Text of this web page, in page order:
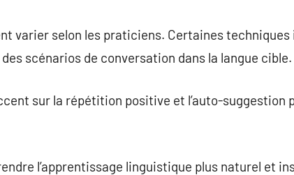
varier selon les praticiens. Certaines
scénarios de conversation dans la langue cible.
sur la répétition positive et l’auto-suggestion
l’apprentissage linguistique plus naturel et